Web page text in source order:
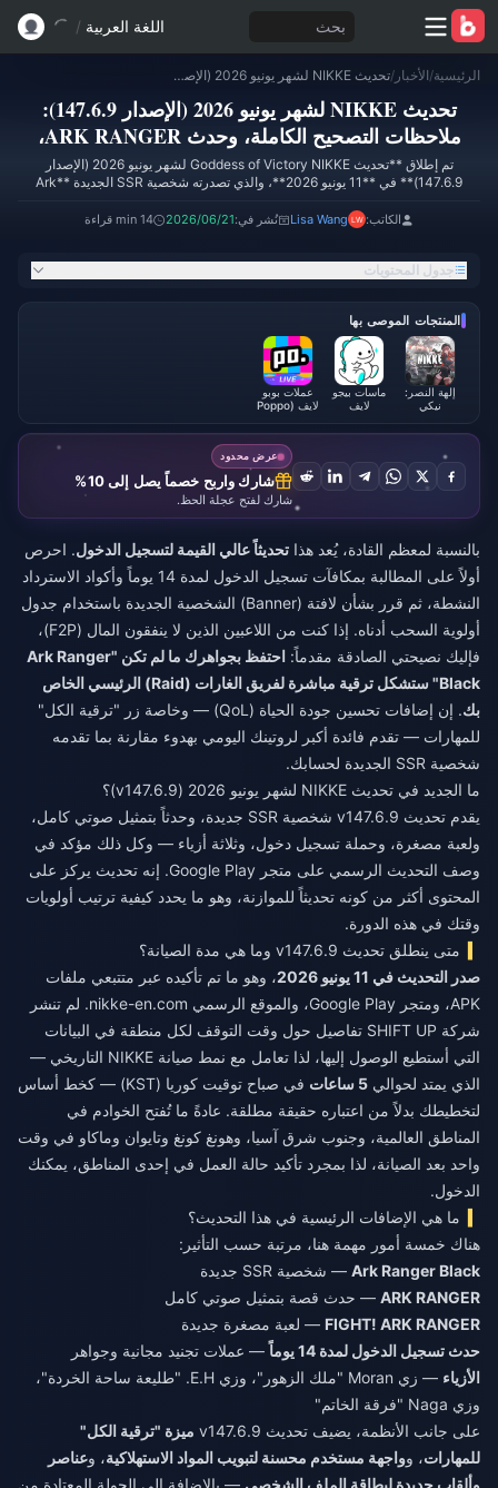
بحث اللغة العربية /
الرئيسية/الأخبار / تحديث NIKKE لشهر يونيو 2026 (الإصدار 147.6.9): ملاحظات التصحيح الكاملة، وحدث ARK RANGER، ودليل السحب
تحديث NIKKE لشهر يونيو 2026 (الإصدار 147.6.9):
ملاحظات التصحيح الكاملة، وحدث ARK RANGER،
ودليل السحب
تم إطلاق **تحديث Goddess of Victory NIKKE لشهر يونيو 2026 (الإصدار
147.6.9)** في **11 يونيو 2026**، والذي تصدرته شخصية SSR الجديدة **Ark
الكاتب: Lisa Wang نُشر في:2026/06/21 14 min قراءة
جدول المحتويات
المنتجات الموصى بها
إلهة النصر:
نيكي
ماسات بيجو
لايف
عملات بوبو
لايف (Poppo
عرض محدود
شارك واربح خصماً يصل إلى 10%
شارك لفتح عجلة الحظ.
بالنسبة لمعظم القادة، يُعد هذا تحديثاً عالي القيمة لتسجيل الدخول. احرص
أولاً على المطالبة بمكافآت تسجيل الدخول لمدة 14 يوماً وأكواد الاسترداد
النشطة، ثم قرر بشأن لافتة (Banner) الشخصية الجديدة باستخدام جدول
أولوية السحب أدناه. إذا كنت من اللاعبين الذين لا ينفقون المال (F2P)،
فإليك نصيحتي الصادقة مقدماً:
احتفظ بجواهرك ما لم تكن "Ark Ranger
Black" ستشكل ترقية مباشرة لفريق الغارات (Raid) الرئيسي الخاص
بك
. إن إضافات تحسين جودة الحياة (QoL) — وخاصة زر "ترقية الكل"
للمهارات — تقدم فائدة أكبر لروتينك اليومي بهدوء مقارنة بما تقدمه
شخصية SSR الجديدة لحسابك.
ما الجديد في تحديث NIKKE لشهر يونيو 2026 (v147.6.9)؟
يقدم تحديث v147.6.9 شخصية SSR جديدة، وحدثاً بتمثيل صوتي كامل،
ولعبة مصغرة، وحملة تسجيل دخول، وثلاثة أزياء — وكل ذلك مؤكد في
وصف التحديث الرسمي على متجر Google Play. إنه تحديث يركز على
المحتوى أكثر من كونه تحديثاً للموازنة، وهو ما يحدد كيفية ترتيب أولويات
وقتك في هذه الدورة.
متى ينطلق تحديث v147.6.9 وما هي مدة الصيانة؟
صدر التحديث في 11 يونيو 2026
، وهو ما تم تأكيده عبر متتبعي ملفات
APK، ومتجر Google Play، والموقع الرسمي nikke-en.com. لم تنشر
شركة SHIFT UP تفاصيل حول وقت التوقف لكل منطقة في البيانات
التي أستطيع الوصول إليها، لذا تعامل مع نمط صيانة NIKKE التاريخي —
الذي يمتد لحوالي 5 ساعات
في صباح توقيت كوريا (KST) — كخط أساس
لتخطيطك بدلاً من اعتباره حقيقة مطلقة. عادةً ما تُفتح الخوادم في
المناطق العالمية، وجنوب شرق آسيا، وهونغ كونغ وتايوان وماكاو في وقت
واحد بعد الصيانة، لذا بمجرد تأكيد حالة العمل في إحدى المناطق، يمكنك
الدخول.
ما هي الإضافات الرئيسية في هذا التحديث؟
هناك خمسة أمور مهمة هنا، مرتبة حسب التأثير:
Ark Ranger Black — شخصية SSR جديدة
ARK RANGER — حدث قصة بتمثيل صوتي كامل
FIGHT! ARK RANGER — لعبة مصغرة جديدة
حدث تسجيل الدخول لمدة 14 يوماً
— عملات تجنيد مجانية وجواهر
الأزياء
— زي Moran "ملك الزهور"، وزي E.H. "طليعة ساحة الخردة"،
وزي Naga "فرقة الخاتم"
على جانب الأنظمة، يضيف تحديث v147.6.9
ميزة "ترقية الكل"
للمهارات، وواجهة مستخدم محسنة لتبويب المواد الاستهلاكية، وعناصر
وألقاب جديدة لبطاقة الملف الشخصي — بالإضافة إلى الجولة المعتادة من